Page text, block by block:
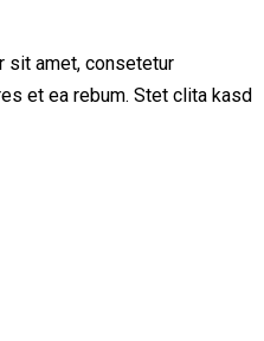
sit amet, consetetur
et ea rebum. Stet clita kasd